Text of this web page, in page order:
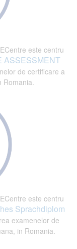
este centru
ASSESSMENT
de certificare a
este centru
Sprachdiplom
examenelor de
in Romania.